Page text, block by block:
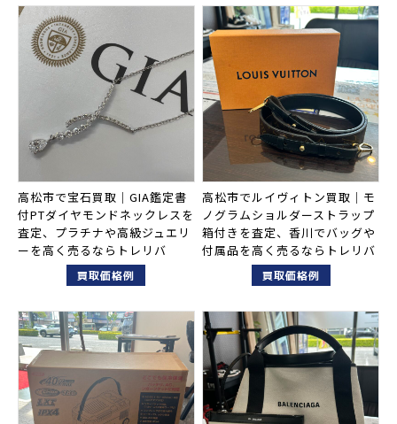
高松市で宝石買取｜GIA鑑定書
付PTダイヤモンドネックレスを
査定、プラチナや高級ジュエリ
ーを高く売るならトレリバ
買取価格例
高松市でルイヴィトン買取｜モ
ノグラムショルダーストラップ
箱付きを査定、香川でバッグや
付属品を高く売るならトレリバ
買取価格例